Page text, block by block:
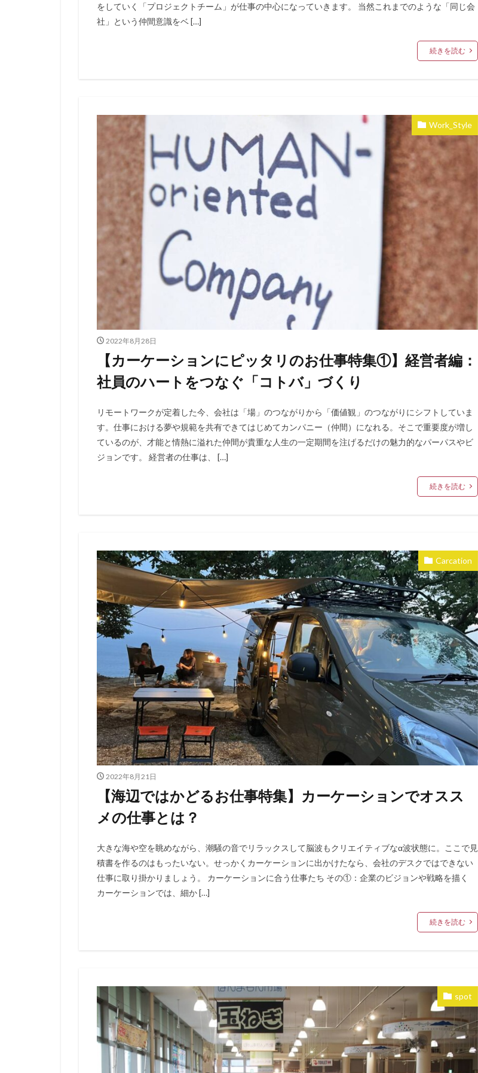
をしていく「プロジェクトチーム」が仕事の中心になっていきます。 当然これまでのような「同じ会
社」という仲間意識をベ […]
続きを読む
Work_Style
2022年8月28日
【カーケーションにピッタリのお仕事特集①】経営者編：
社員のハートをつなぐ「コトバ」づくり
リモートワークが定着した今、会社は「場」のつながりから「価値観」のつながりにシフトしていま
す。仕事における夢や規範を共有できてはじめてカンパニー（仲間）になれる。そこで重要度が増し
ているのが、才能と情熱に溢れた仲間が貴重な人生の一定期間を注げるだけの魅力的なパーパスやビ
ジョンです。 経営者の仕事は、 […]
続きを読む
Carcation
2022年8月21日
【海辺ではかどるお仕事特集】カーケーションでオスス
メの仕事とは？
大きな海や空を眺めながら、潮騒の音でリラックスして脳波もクリエイティブなα波状態に。ここで見
積書を作るのはもったいない。せっかくカーケーションに出かけたなら、会社のデスクではできない
仕事に取り掛かりましょう。 カーケーションに合う仕事たち その①：企業のビジョンや戦略を描く
カーケーションでは、細か […]
続きを読む
spot